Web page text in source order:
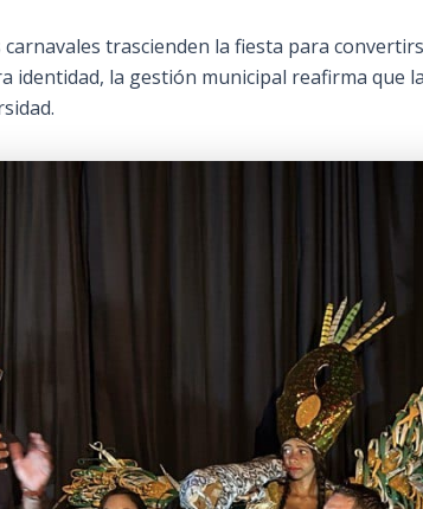
trascienden la fiesta para
identidad, la gestión municipal reafirma que